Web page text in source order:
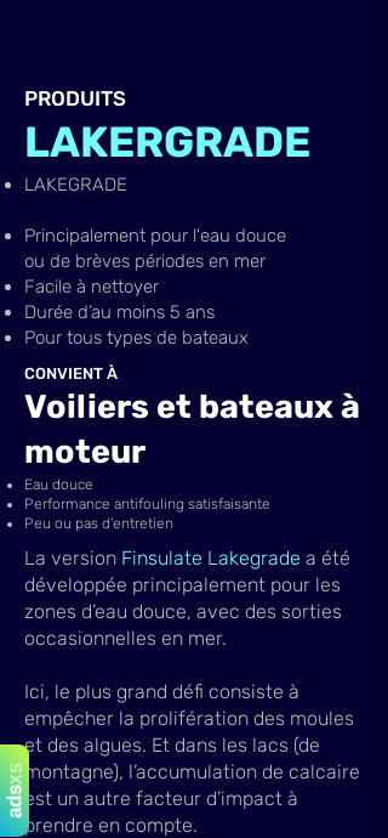
ads
xs
PRODUITS
LAKERGRADE
LAKEGRADE
Principalement pour l'eau douce
ou de brèves périodes en mer
Facile à nettoyer
Durée d’au moins 5 ans​
Pour tous types de bateaux
CONVIENT À
Voiliers et bateaux à
moteur
Eau douce
Performance antifouling satisfaisante
Peu ou pas d'entretien
La version Finsulate Lakegrade a été
développée principalement pour les
zones d’eau douce, avec des sorties
occasionnelles en mer.
Ici, le plus grand défi consiste à
empêcher la prolifération des moules
et des algues. Et dans les lacs (de
montagne), l’accumulation de calcaire
est un autre facteur d’impact à
prendre en compte.